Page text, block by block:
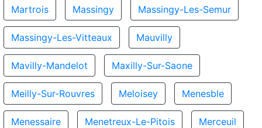
Martrois Massingy Massingy-Les-Semur
Massingy-Les-Vitteaux Mauvilly
Mavilly-Mandelot Maxilly-Sur-Saone
Meilly-Sur-Rouvres Meloisey Menesble
Menessaire Menetreux-Le-Pitois Merceuil